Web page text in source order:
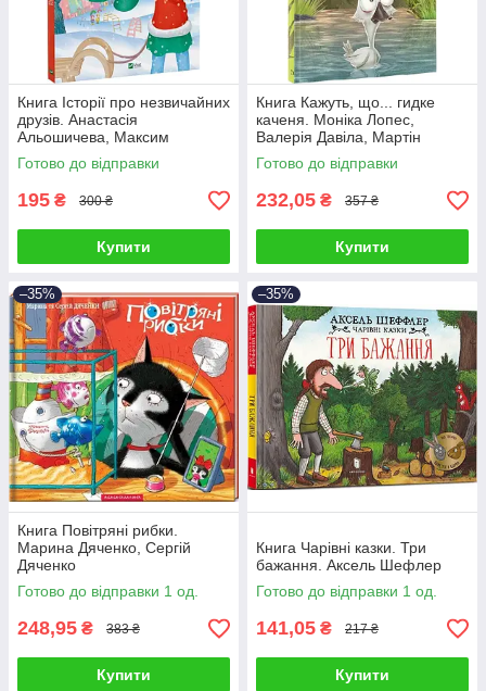
Книга Історії про незвичайних
друзів. Анастасія
Альошичева, Максим
Долинний
Готово до відправки
195 ₴ 300 ₴
Купити
Книга Кажуть, що... гидке
каченя. Моніка Лопес,
Валерія Давіла, Мартін
Морон
Готово до відправки
232,05 ₴ 357 ₴
Купити
–35%
Книга Повітряні рибки.
Марина Дяченко, Сергій
Дяченко
Готово до відправки 1 од.
248,95 ₴ 383 ₴
Купити
–35%
Книга Чарівні казки. Три
бажання. Аксель Шефлер
Готово до відправки 1 од.
141,05 ₴ 217 ₴
Купити